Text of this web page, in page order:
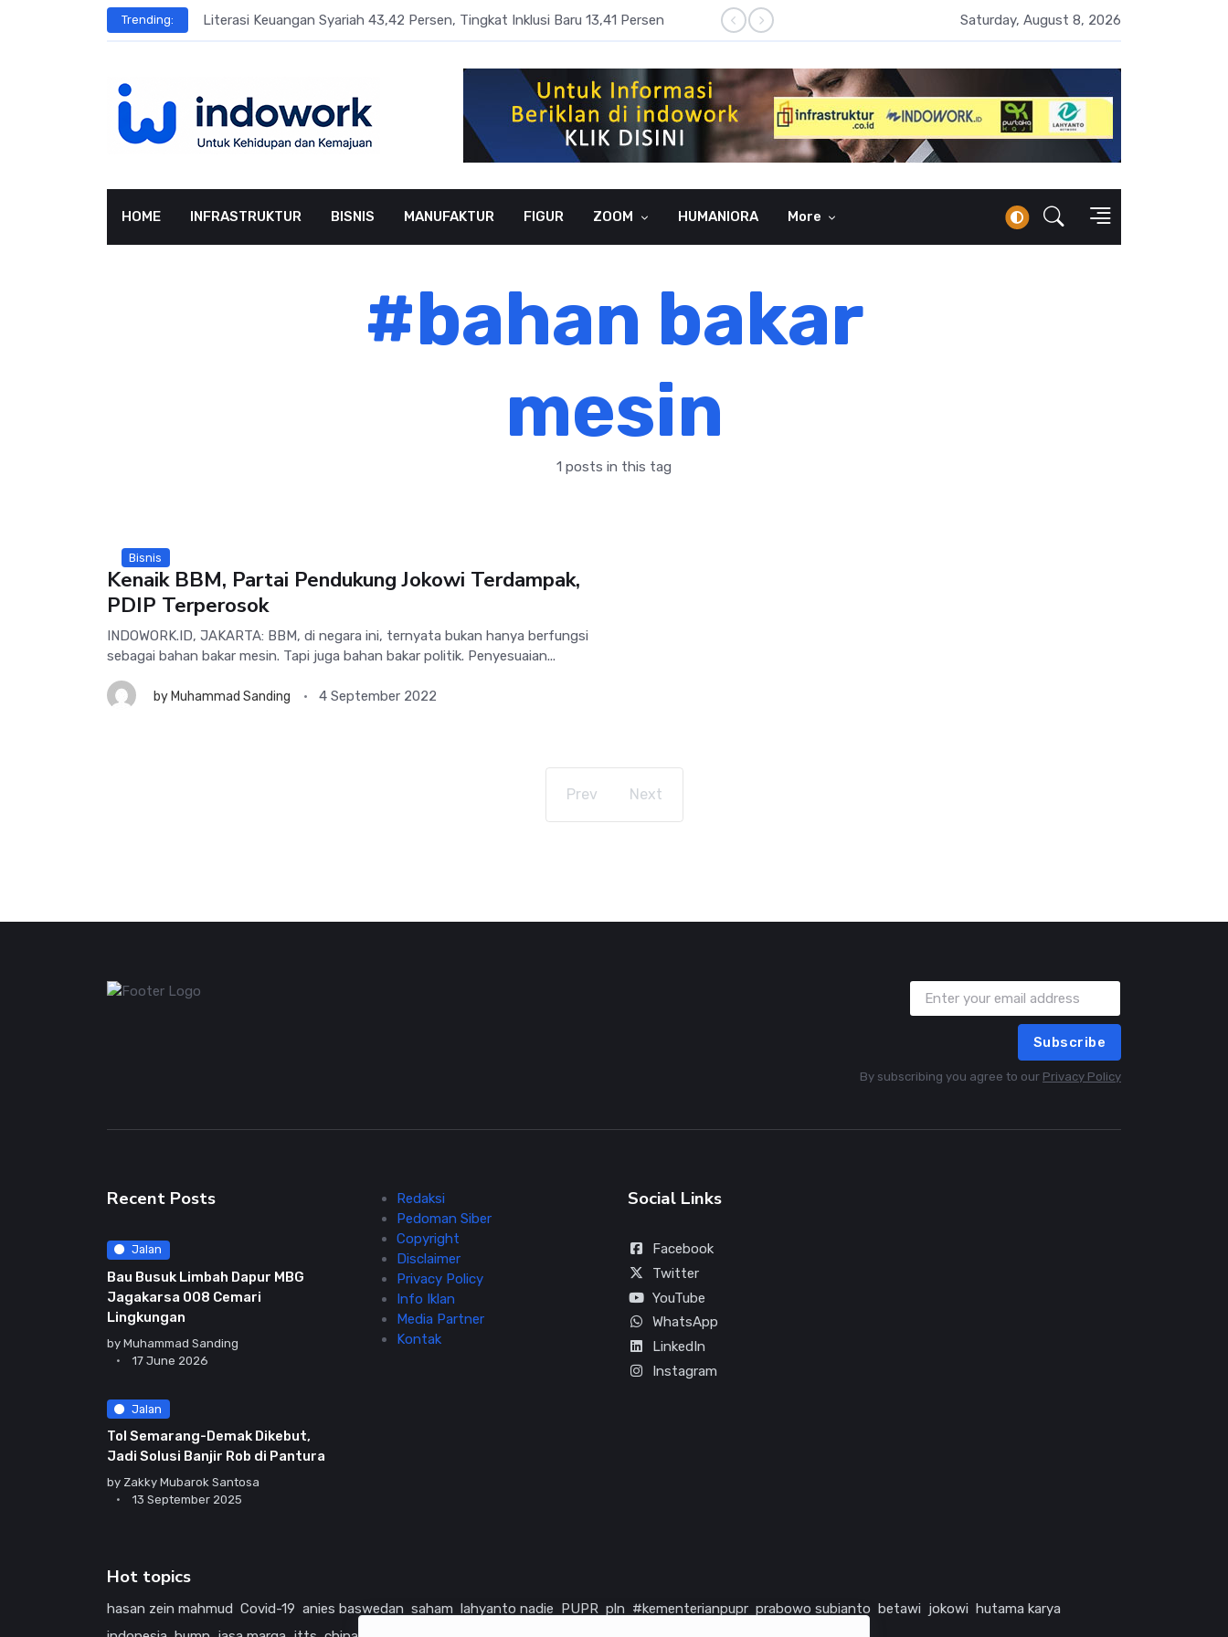
Trending: Literasi Keuangan Syariah 43,42 Persen, Tingkat Inklusi Baru 13,41 Persen Aset Perbankan Syariah Lampaui Rp1.000 Triliun, Pangsa Pasar Masih
Saturday, August 8, 2026
HOME INFRASTRUKTUR BISNIS MANUFAKTUR FIGUR ZOOM HUMANIORA More
#bahan bakar
mesin
1 posts in this tag
Bisnis
Kenaik BBM, Partai Pendukung Jokowi Terdampak,
PDIP Terperosok
INDOWORK.ID, JAKARTA: BBM, di negara ini, ternyata bukan hanya berfungsi
sebagai bahan bakar mesin. Tapi juga bahan bakar politik. Penyesuaian...
by Muhammad Sanding 4 September 2022
Prev Next
Subscribe
By subscribing you agree to our Privacy Policy
Recent Posts
Jalan
Bau Busuk Limbah Dapur MBG
Jagakarsa 008 Cemari
Lingkungan
by Muhammad Sanding
17 June 2026
Jalan
Tol Semarang-Demak Dikebut,
Jadi Solusi Banjir Rob di Pantura
by Zakky Mubarok Santosa
13 September 2025
Redaksi
Pedoman Siber
Copyright
Disclaimer
Privacy Policy
Info Iklan
Media Partner
Kontak
Social Links
Facebook
Twitter
YouTube
WhatsApp
LinkedIn
Instagram
Hot topics
hasan zein mahmud Covid-19 anies baswedan saham lahyanto nadie PUPR pln #kementerianpupr prabowo subianto betawi jokowi hutama karya